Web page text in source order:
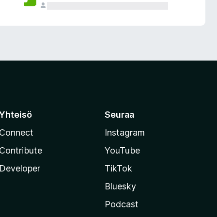
Seuraa
Instagram
YouTube
TikTok
Bluesky
Podcast